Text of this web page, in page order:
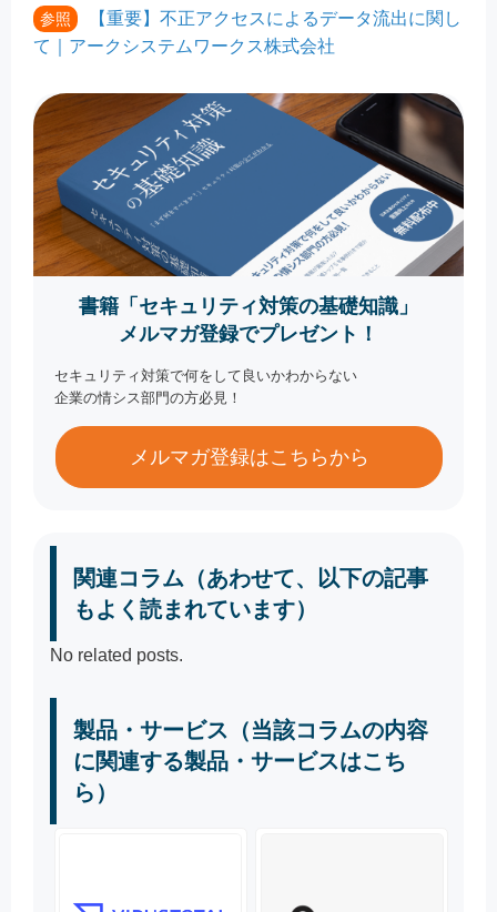
参照
【重要】不正アクセスによるデータ流出に関し
て｜アークシステムワークス株式会社
書籍「セキュリティ対策の基礎知識」
メルマガ登録でプレゼント！
セキュリティ対策で何をして良いかわからない
企業の情シス部門の方必見！
メルマガ登録はこちらから
関連コラム（あわせて、以下の記事
もよく読まれています）
No related posts.
製品・サービス（当該コラムの内容
に関連する製品・サービスはこち
ら）